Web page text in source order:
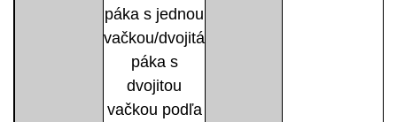
páka s jednou
vačkou/dvojitá
páka s
dvojitou
vačkou podľa